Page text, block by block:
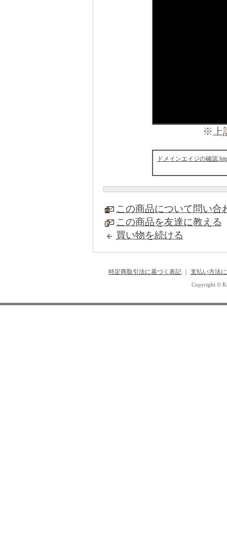
※上
ドメインエイジの確認
この商品について問い合
この商品を友達に教える
買い物を続ける
特定商取引法に基づく表記 支払い方法
Copyright ©